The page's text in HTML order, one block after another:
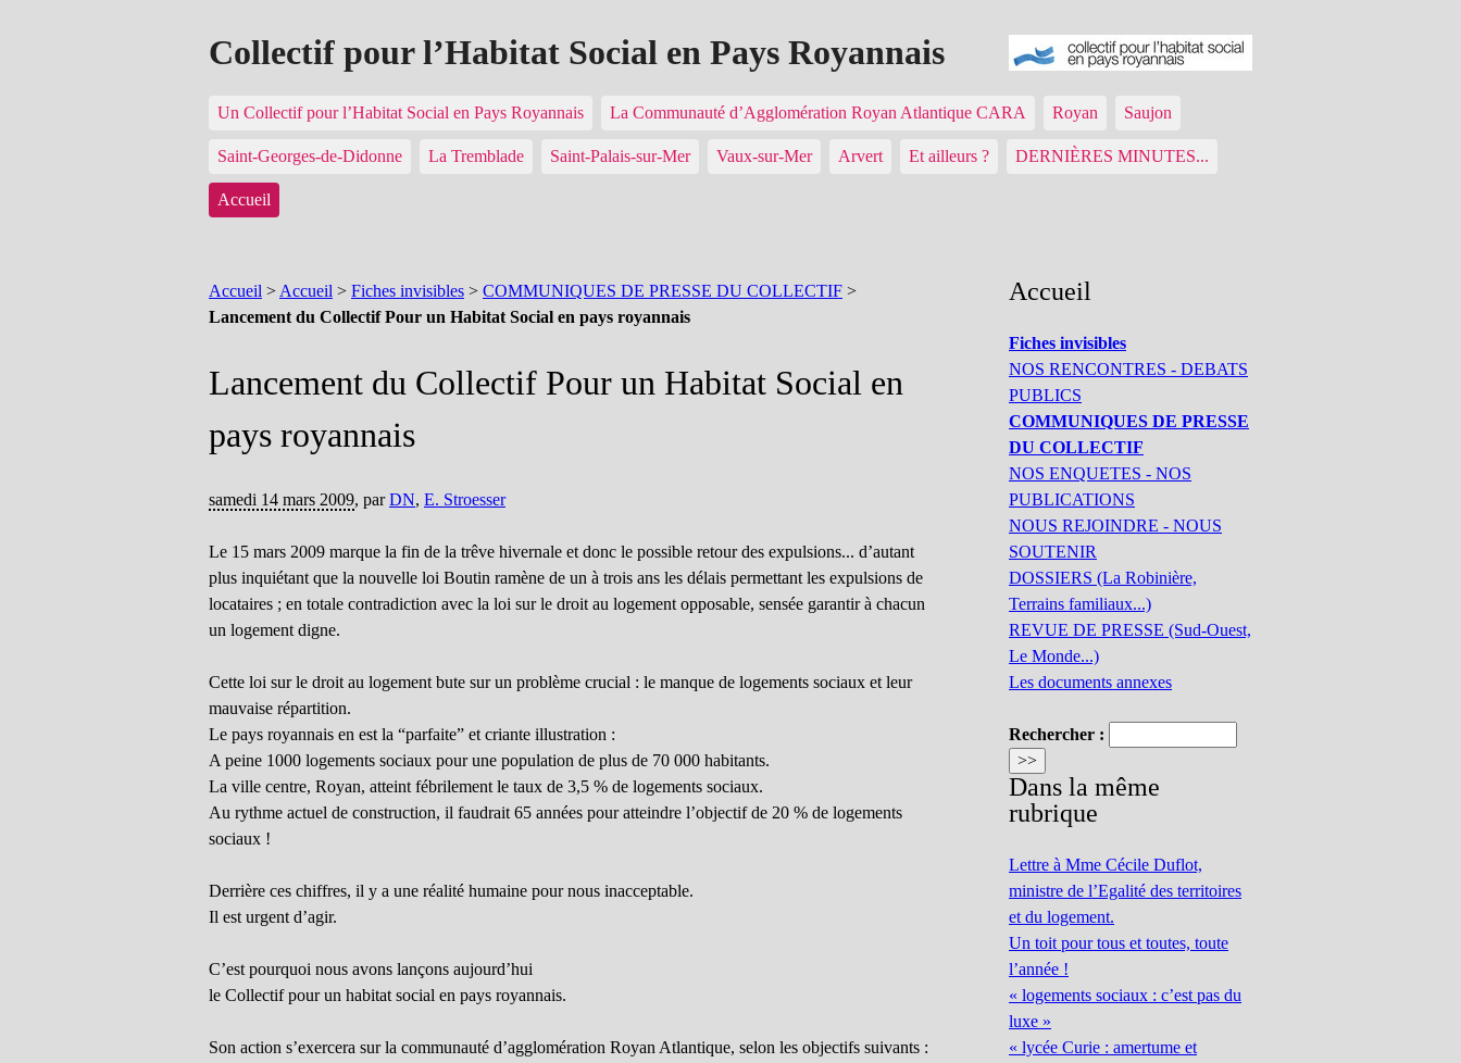
Collectif pour l’Habitat Social en Pays Royannais
Un Collectif pour l’Habitat Social en Pays Royannais La Communauté d’Agglomération Royan Atlantique CARA Royan Saujon
Saint-Georges-de-Didonne La Tremblade Saint-Palais-sur-Mer Vaux-sur-Mer Arvert Et ailleurs ? DERNIÈRES MINUTES...
Accueil
Accueil > Accueil > Fiches invisibles > COMMUNIQUES DE PRESSE DU COLLECTIF >
Lancement du Collectif Pour un Habitat Social en pays royannais
Lancement du Collectif Pour un Habitat Social en
pays royannais
samedi 14 mars 2009, parDN, E. Stroesser
Le 15 mars 2009 marque la fin de la trêve hivernale et donc le possible retour des expulsions... d’autant
plus inquiétant que la nouvelle loi Boutin ramène de un à trois ans les délais permettant les expulsions de
locataires ; en totale contradiction avec la loi sur le droit au logement opposable, sensée garantir à chacun
un logement digne.
Cette loi sur le droit au logement bute sur un problème crucial : le manque de logements sociaux et leur
mauvaise répartition.
Le pays royannais en est la “parfaite” et criante illustration :
A peine 1000 logements sociaux pour une population de plus de 70 000 habitants.
La ville centre, Royan, atteint fébrilement le taux de 3,5 % de logements sociaux.
Au rythme actuel de construction, il faudrait 65 années pour atteindre l’objectif de 20 % de logements
sociaux !
Derrière ces chiffres, il y a une réalité humaine pour nous inacceptable.
Il est urgent d’agir.
C’est pourquoi nous avons lançons aujourd’hui
le Collectif pour un habitat social en pays royannais.
Son action s’exercera sur la communauté d’agglomération Royan Atlantique, selon les objectifs suivants :
Accueil
Fiches invisibles
NOS RENCONTRES - DEBATS
PUBLICS
COMMUNIQUES DE PRESSE
DU COLLECTIF
NOS ENQUETES - NOS
PUBLICATIONS
NOUS REJOINDRE - NOUS
SOUTENIR
DOSSIERS (La Robinière,
Terrains familiaux...)
REVUE DE PRESSE (Sud-Ouest,
Le Monde...)
Les documents annexes
Rechercher :
Dans la même
rubrique
Lettre à Mme Cécile Duflot,
ministre de l’Egalité des territoires
et du logement.
Un toit pour tous et toutes, toute
l’année !
« logements sociaux : c’est pas du
luxe »
« lycée Curie : amertume et